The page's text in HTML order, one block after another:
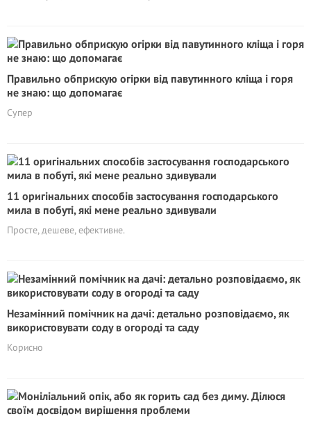
Правильно обприскую огірки від павутинного кліща і горя
не знаю: що допомагає
Супер
11 оригінальних способів застосування господарського
мила в побуті, які мене реально здивували
Просте, дешеве, ефективне.
Незамінний помічник на дачі: детально розповідаємо, як
використовувати соду в огороді та саду
Корисно